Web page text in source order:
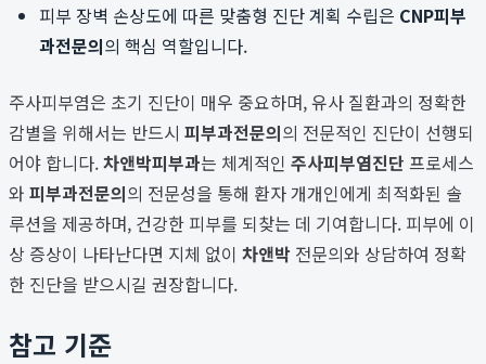
피부 장벽 손상도에 따른 맞춤형 진단 계획 수립은 CNP피부
과전문의의 핵심 역할입니다.
주사피부염은 초기 진단이 매우 중요하며, 유사 질환과의 정확한
감별을 위해서는 반드시 피부과전문의의 전문적인 진단이 선행되
어야 합니다.차앤박피부과는 체계적인 주사피부염진단 프로세스
와 피부과전문의의 전문성을 통해 환자 개개인에게 최적화된 솔
루션을 제공하며, 건강한 피부를 되찾는 데 기여합니다. 피부에 이
상 증상이 나타난다면 지체 없이 차앤박 전문의와 상담하여 정확
한 진단을 받으시길 권장합니다.
참고 기준